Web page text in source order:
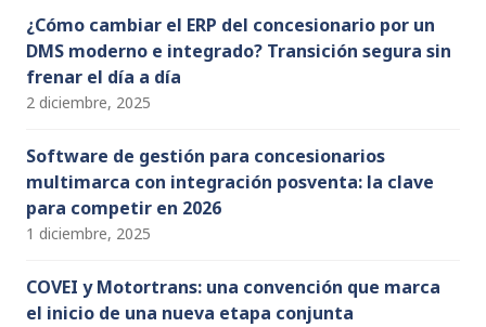
¿Cómo cambiar el ERP del concesionario por un
DMS moderno e integrado? Transición segura sin
frenar el día a día
2 diciembre, 2025
Software de gestión para concesionarios
multimarca con integración posventa: la clave
para competir en 2026
1 diciembre, 2025
COVEI y Motortrans: una convención que marca
el inicio de una nueva etapa conjunta